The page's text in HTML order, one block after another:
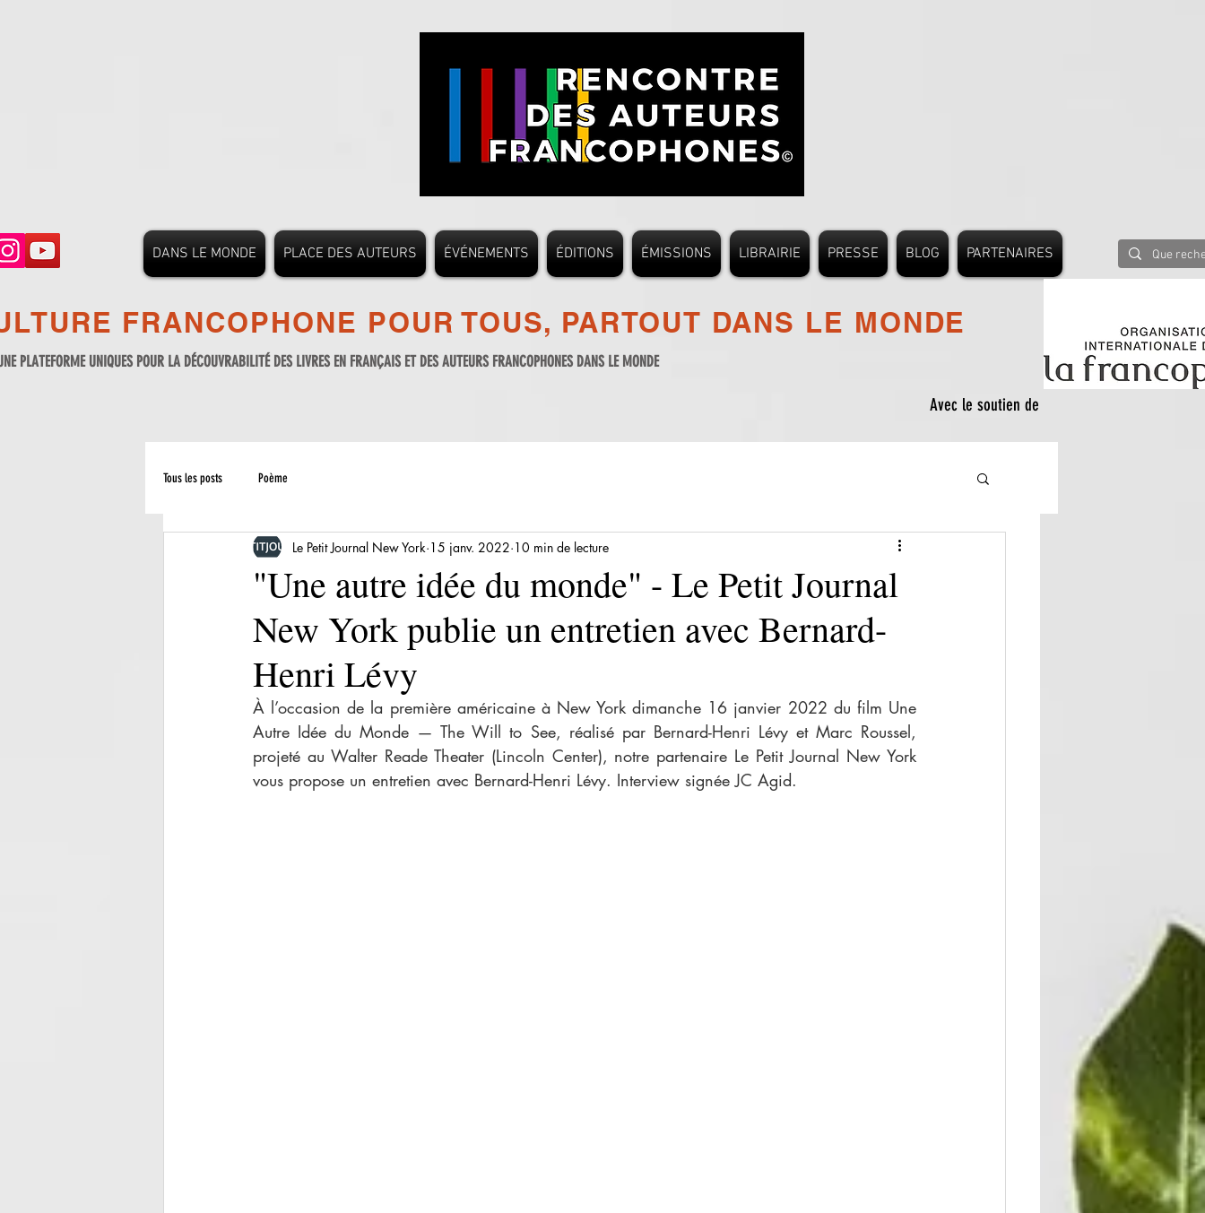
DANS LE MONDE PLACE DES AUTEURS ÉVÉNEMENTS ÉDITIONS ÉMISSIONS LIBRAIRIE PRESSE BLOG PARTENAIRES
FRANCOPHONE POUR TOUS, PARTOUT DANS LE MONDE
PLATEFORME UNIQUES POUR LA DÉCOUVRABILITÉ DES LIVRES EN FRANÇAIS ET DES AUTEURS FRANCOPHONES DANS LE MONDE
Avec le soutien de
Tous les posts Poème
"Une autre idée du monde" - Le Petit Journal
New York publie un entretien avec Bernard-
Henri Lévy
Le Petit Journal New York 15 janv. 2022 10 min de lecture
À l’occasion de la première américaine à New York dimanche 16 janvier 2022 du film Une
Autre Idée du Monde — The Will to See, réalisé par Bernard-Henri Lévy et Marc Roussel,
projeté au Walter Reade Theater (Lincoln Center), notre partenaire Le Petit Journal New York
vous propose un entretien avec Bernard-Henri Lévy. Interview signée JC Agid.